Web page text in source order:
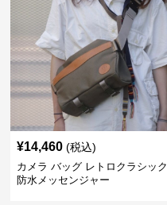
¥14,460 (税込)
カメラ バッグ レトロクラシック
防水メッセンジャー